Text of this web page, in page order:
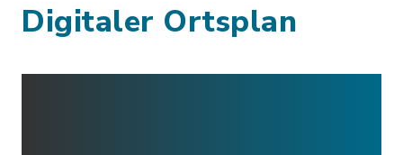
Digitaler Ortsplan